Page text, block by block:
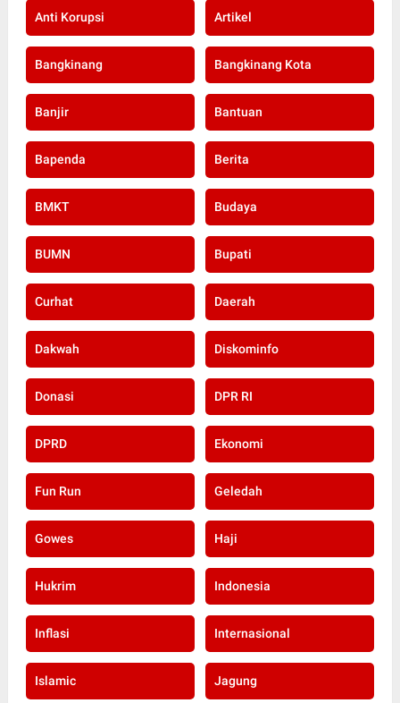
Anti Korupsi Artikel
Bangkinang Bangkinang Kota
Banjir Bantuan
Bapenda Berita
BMKT Budaya
BUMN Bupati
Curhat Daerah
Dakwah Diskominfo
Donasi DPR RI
DPRD Ekonomi
Fun Run Geledah
Gowes Haji
Hukrim Indonesia
Inflasi Internasional
Islamic Jagung